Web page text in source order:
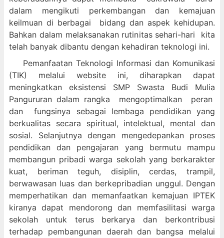
dalam mengikuti perkembangan dan kemajuan
keilmuan di berbagai bidang dan aspek kehidupan.
Bahkan dalam melaksanakan rutinitas sehari-hari kita
telah banyak dibantu dengan kehadiran teknologi ini.
Pemanfaatan Teknologi Informasi dan Komunikasi
(TIK) melalui website ini, diharapkan dapat
meningkatkan eksistensi SMP Swasta Budi Mulia
Pangururan dalam rangka mengoptimalkan peran
dan fungsinya sebagai lembaga pendidikan yang
berkualitas secara spiritual, intelektual, mental dan
sosial. Selanjutnya dengan mengedepankan proses
pendidikan dan pengajaran yang bermutu mampu
membangun pribadi warga sekolah yang berkarakter
kuat, beriman teguh, disiplin, cerdas, trampil,
berwawasan luas dan berkepribadian unggul. Dengan
memperhatikan dan memanfaatkan kemajuan IPTEK
kiranya dapat mendorong dan memfasilitasi warga
sekolah untuk terus berkarya dan berkontribusi
terhadap pembangunan daerah dan bangsa melalui